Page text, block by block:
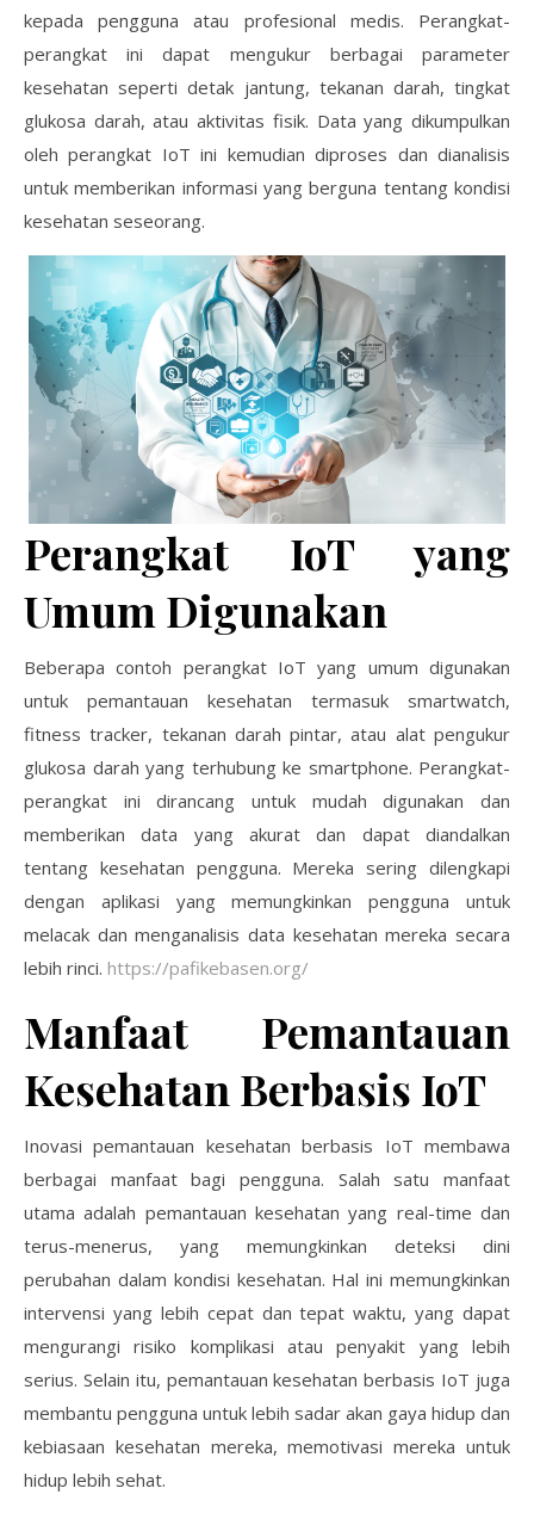
kepada pengguna atau profesional medis. Perangkat-
perangkat ini dapat mengukur berbagai parameter
kesehatan seperti detak jantung, tekanan darah, tingkat
glukosa darah, atau aktivitas fisik. Data yang dikumpulkan
oleh perangkat IoT ini kemudian diproses dan dianalisis
untuk memberikan informasi yang berguna tentang kondisi
kesehatan seseorang.
Perangkat IoT yang
Umum Digunakan
Beberapa contoh perangkat IoT yang umum digunakan
untuk pemantauan kesehatan termasuk smartwatch,
fitness tracker, tekanan darah pintar, atau alat pengukur
glukosa darah yang terhubung ke smartphone. Perangkat-
perangkat ini dirancang untuk mudah digunakan dan
memberikan data yang akurat dan dapat diandalkan
tentang kesehatan pengguna. Mereka sering dilengkapi
dengan aplikasi yang memungkinkan pengguna untuk
melacak dan menganalisis data kesehatan mereka secara
lebih rinci. https://pafikebasen.org/
Manfaat Pemantauan
Kesehatan Berbasis IoT
Inovasi pemantauan kesehatan berbasis IoT membawa
berbagai manfaat bagi pengguna. Salah satu manfaat
utama adalah pemantauan kesehatan yang real-time dan
terus-menerus, yang memungkinkan deteksi dini
perubahan dalam kondisi kesehatan. Hal ini memungkinkan
intervensi yang lebih cepat dan tepat waktu, yang dapat
mengurangi risiko komplikasi atau penyakit yang lebih
serius. Selain itu, pemantauan kesehatan berbasis IoT juga
membantu pengguna untuk lebih sadar akan gaya hidup dan
kebiasaan kesehatan mereka, memotivasi mereka untuk
hidup lebih sehat.